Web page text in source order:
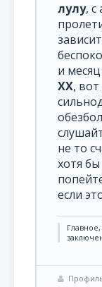
лулу, с
и месяц
XX,
не то
хотя
если